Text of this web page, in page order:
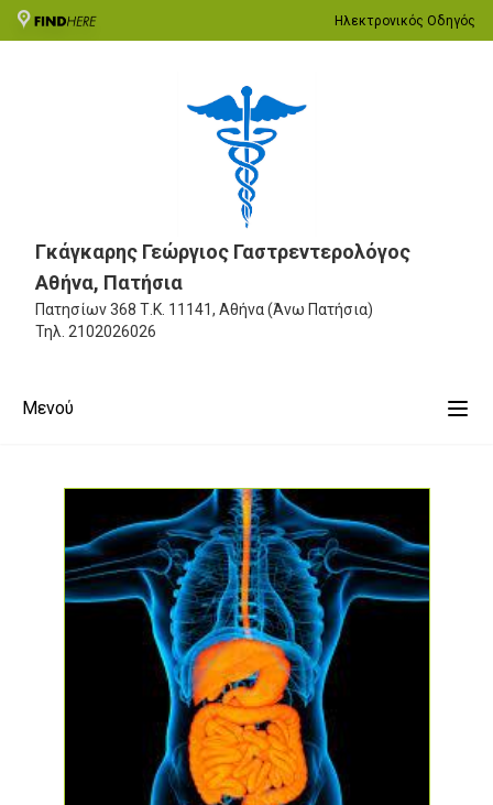
Ηλεκτρονικός Οδηγός
Γκάγκαρης Γεώργιος Γαστρεντερολόγος
Αθήνα, Πατήσια
Πατησίων 368 Τ.Κ. 11141, Αθήνα (Άνω Πατήσια)
Τηλ. 2102026026
Μενού